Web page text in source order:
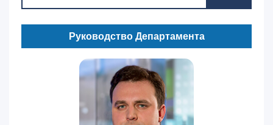
Руководство Департамента